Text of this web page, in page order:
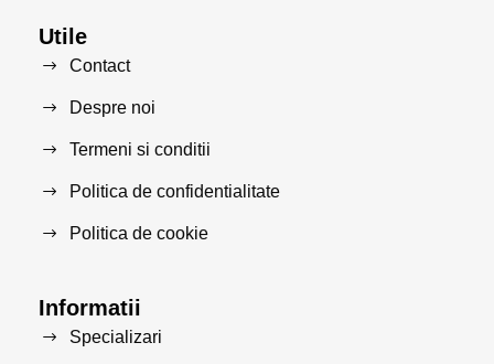
Utile
Contact
Despre noi
Termeni si conditii
Politica de confidentialitate
Politica de cookie
Informatii
Specializari